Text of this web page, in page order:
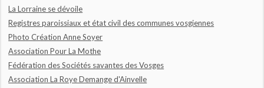
La Lorraine se dévoile
Registres paroissiaux et état civil des communes vosgiennes
Photo Création Anne Soyer
Association Pour La Mothe
Fédération des Sociétés savantes des Vosges
Association La Roye Demange d'Ainvelle